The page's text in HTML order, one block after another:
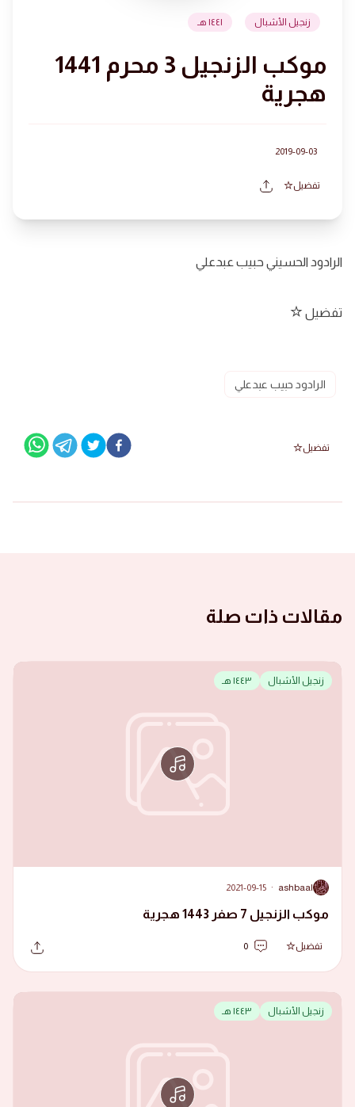
زنجيل الأشبال ١٤٤١ هـ
موكب الزنجيل 3 محرم 1441
هجرية
2019-09-03
تفضيل
الرادود الحسيني حبيب عبدعلي
تفضيل
الرادود حبيب عبدعلي
تفضيل
مقالات ذات صلة
زنجيل الأشبال ١٤٤٣ هـ
A
ashbaal
·
2021-09-15
موكب الزنجيل 7 صفر 1443 هجرية
تفضيل 0
زنجيل الأشبال ١٤٤٣ هـ